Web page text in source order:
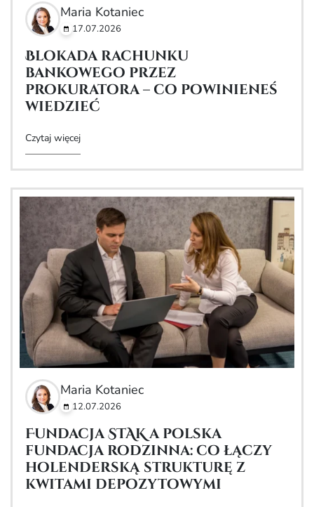
Maria Kotaniec
17.07.2026
Blokada rachunku
bankowego przez
prokuratora – co powinieneś
wiedzieć
Czytaj więcej
Maria Kotaniec
12.07.2026
Fundacja STAK a polska
fundacja rodzinna: co łączy
holenderską strukturę z
kwitami depozytowymi